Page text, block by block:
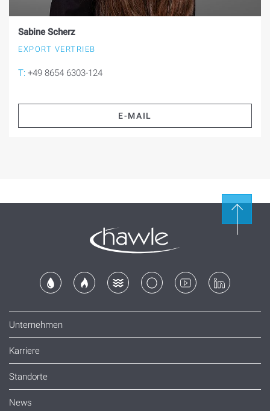
Sabine Scherz
EXPORT VERTRIEB
T: +49 8654 6303-124
E-MAIL
Unternehmen
Karriere
Standorte
News